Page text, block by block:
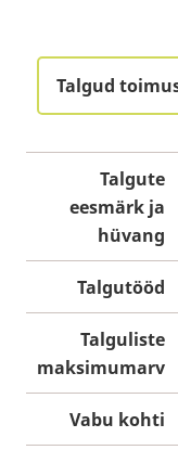
Talgud
Talgute
eesmärk ja
hüvang
Talgutööd
Talguliste
maksimumarv
Vabu kohti